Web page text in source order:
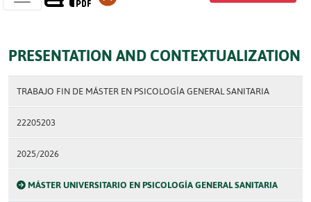
PRESENTATION AND CONTEXTUALIZATION
TRABAJO FIN DE MÁSTER EN PSICOLOGÍA GENERAL SANITARIA
22205203
2025/2026
MÁSTER UNIVERSITARIO EN PSICOLOGÍA GENERAL SANITARIA